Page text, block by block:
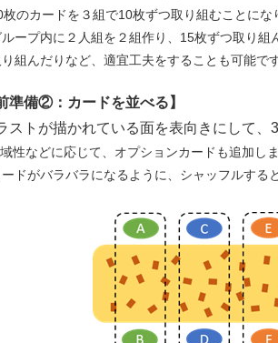
ードを３組で10枚ずつ取り組むことにな
内に２人組を２組作り、15枚ずつ取り組
だりなど、適宜工夫をすることも可能で
備②：カードを並べる】
トが描かれている面を表向きにして、
などに応じて、オプションカードも追加し
がバラバラになるように、シャッフルする